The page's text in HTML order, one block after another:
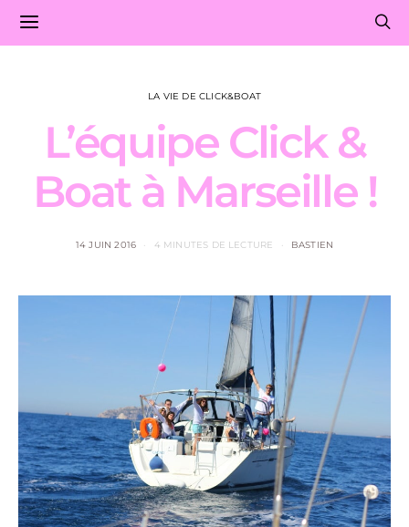
LA VIE DE CLICK&BOAT
L’équipe Click &
Boat à Marseille !
14 JUIN 2016 4 MINUTES DE LECTURE BASTIEN